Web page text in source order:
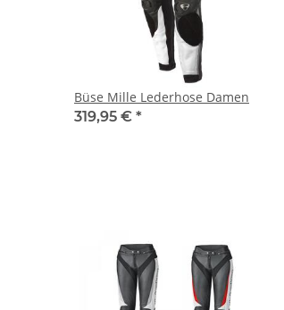
Büse Mille Lederhose Damen
319,95 € *